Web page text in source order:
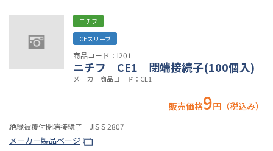
ニチフ
CEスリーブ
商品コード：I201
ニチフ CE1 閉端接続子(100個入)
メーカー商品コード：CE1
販売価格9円（税込み）
絶縁被覆付閉端接続子 JIS S 2807
メーカー製品ページ